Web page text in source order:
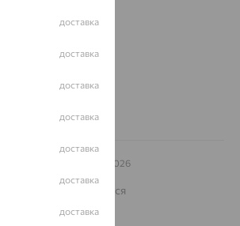
– 2026
ресурсе применяются
доставка
доставка
доставка
доставка
доставка
доставка
доставка